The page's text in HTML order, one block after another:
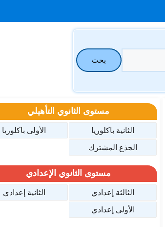
بحث
مستوى الثانوي التأهيلي
الثانية باكلوريا
الأولى باكلوريا
الجذع المشترك
مستوى الثانوي الإعدادي
الثالثة إعدادي
الثانية إعدادي
الأولى إعدادي